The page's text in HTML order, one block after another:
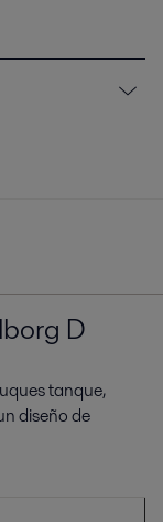
D
tanque,
diseño de